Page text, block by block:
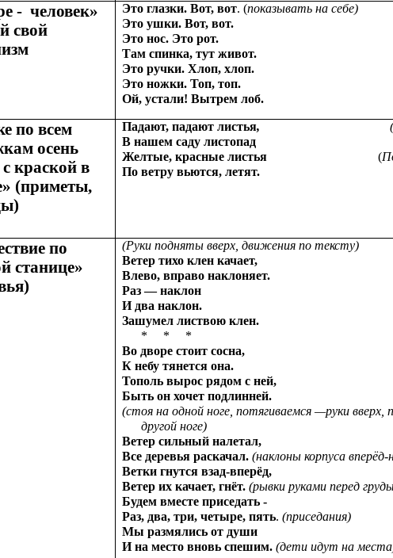
- человек»
свой
Это глазки. Вот, вот. (показывать на себе)
Это ушки. Вот, вот.
Это нос. Это рот.
Там спинка, тут живот.
Это ручки. Хлоп, хлоп.
Это ножки. Топ, топ.
Ой, устали! Вытрем лоб.
по всем
осень
краской в
(приметы,
Падают, падают листья, (Взмахи
В нашем саду листопад
Желтые, красные листья(
По ветру вьются, летят.
по
станице»
(Руки подняты вверх, движения по тексту)
Ветер тихо клен качает,
Влево, вправо наклоняет.
Раз — наклон
И два наклон.
Зашумел листвою клен.
* * *
Во дворе стоит сосна,
К небу тянется она.
Тополь вырос рядом с ней,
Быть он хочет подлинней.
(стоя на одной ноге, потягиваемся —руки
другой ноге)
Ветер сильный налетал,
Все деревья раскачал. (наклоны корпуса вперёд-
Ветки гнутся взад-вперёд,
Ветер их качает, гнёт. (рывки руками перед
Будем вместе приседать -
Раз, два, три, четыре, пять. (приседания)
Мы размялись от души
И на место вновь спешим. (дети идут на